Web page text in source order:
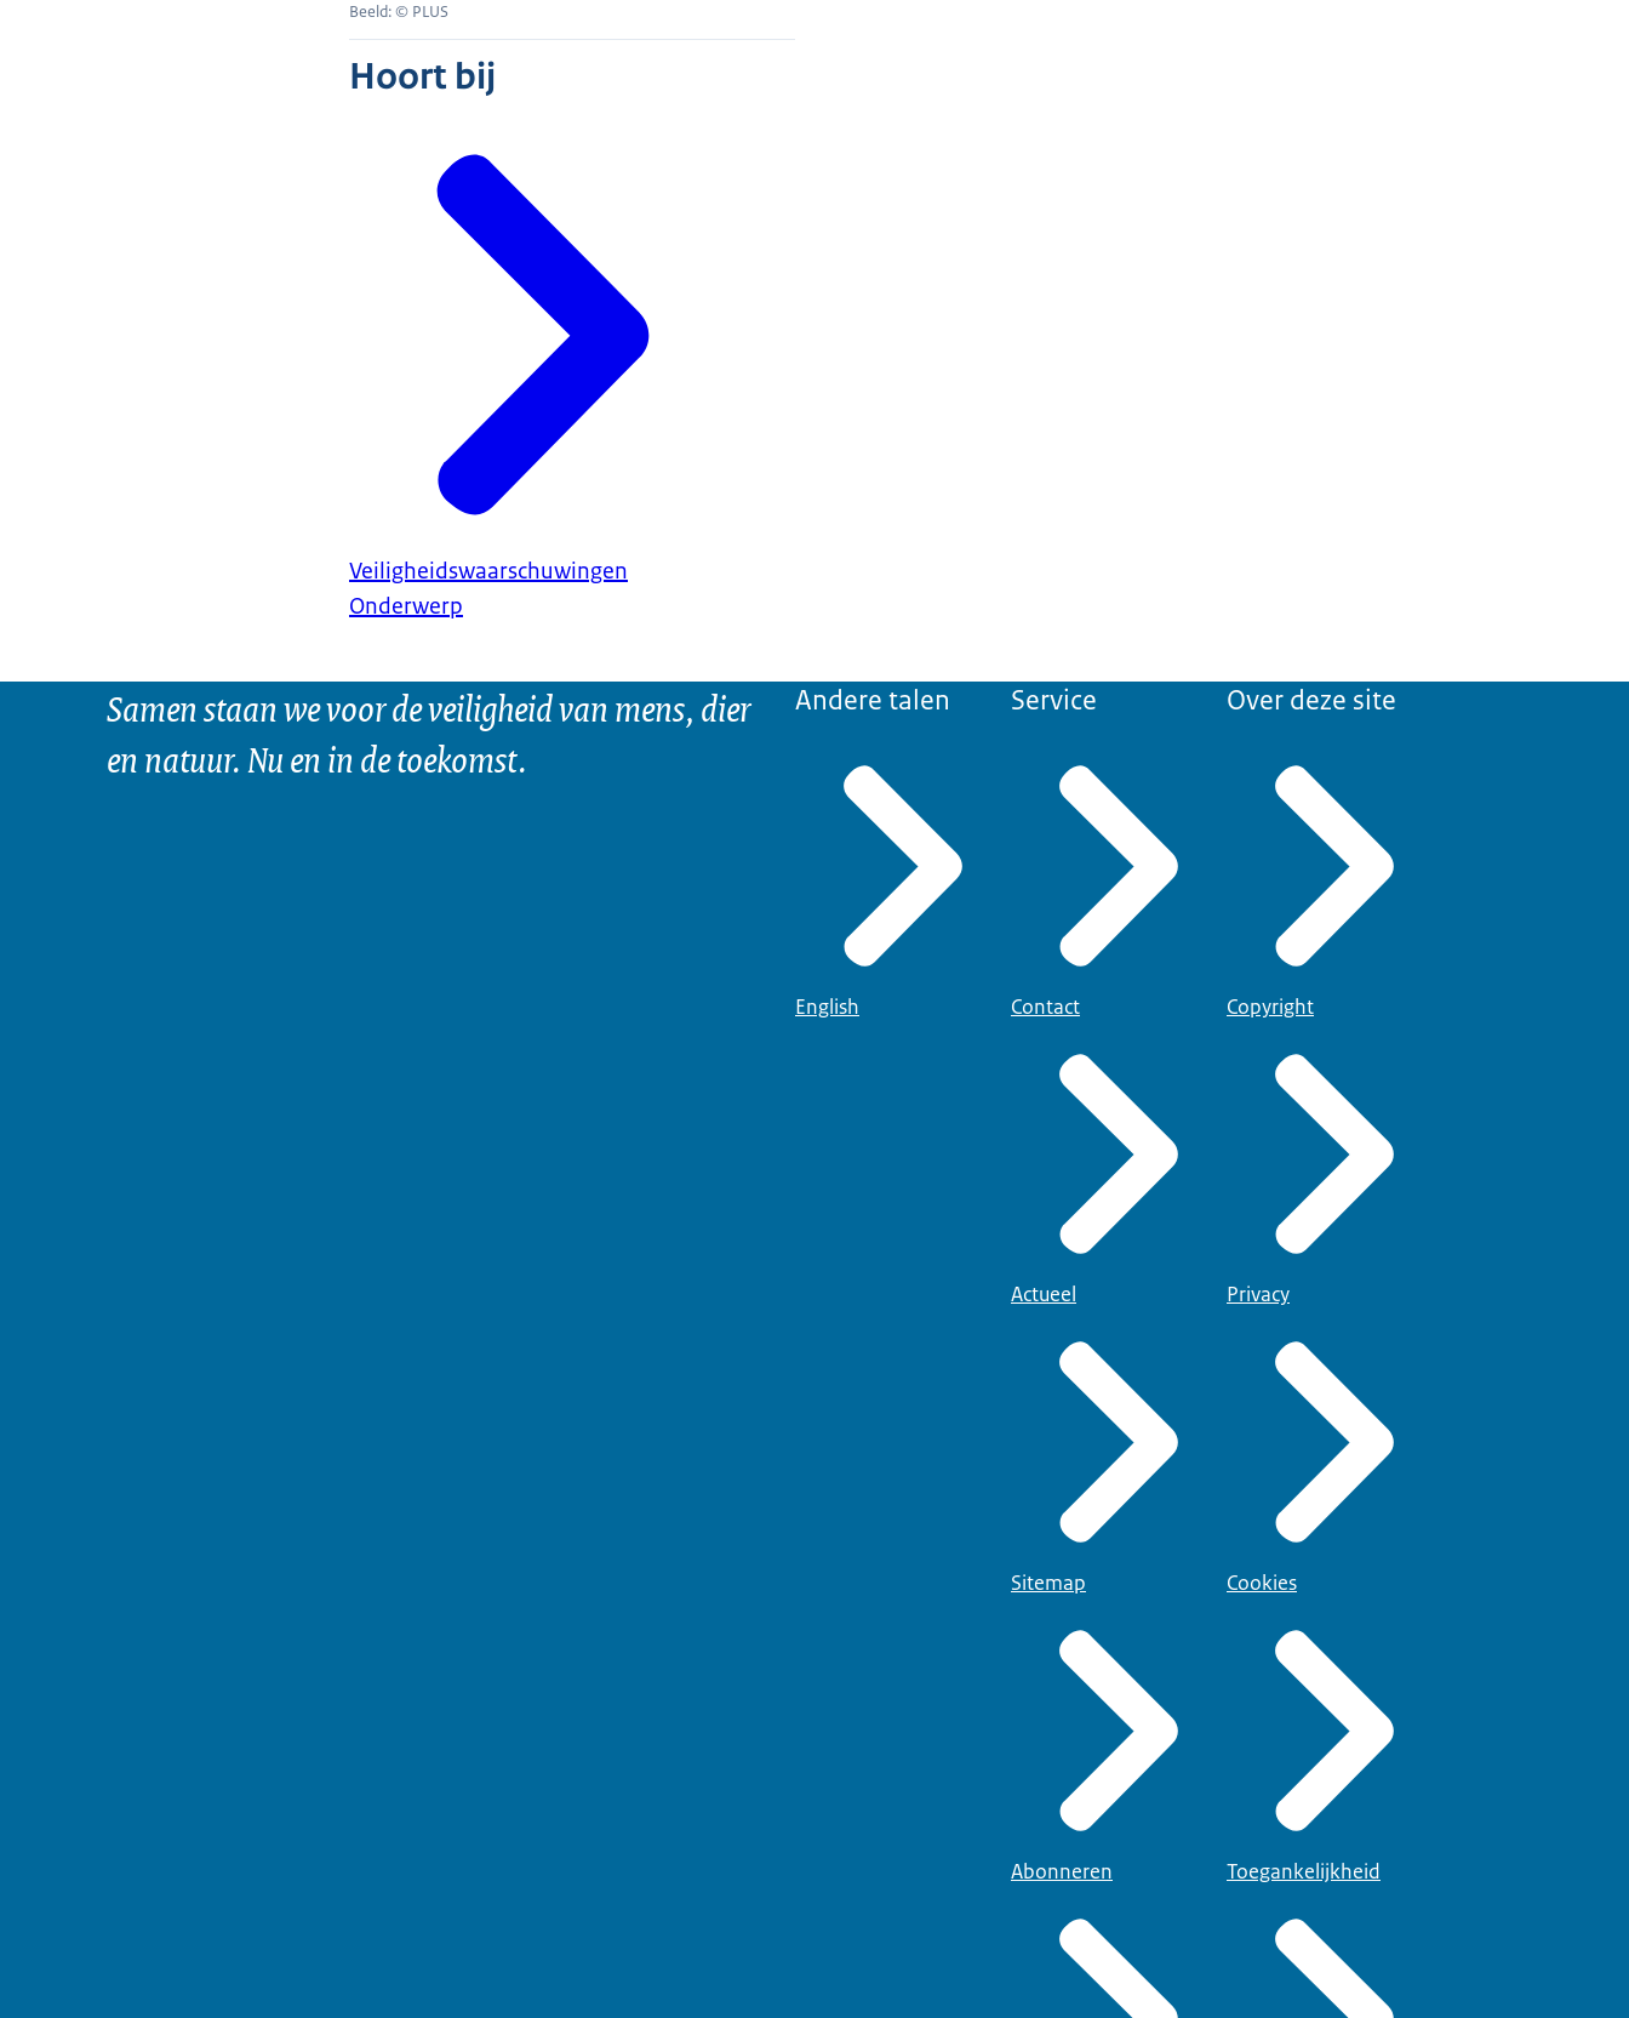
Beeld: © PLUS
Hoort bij
Veiligheidswaarschuwingen
Onderwerp
Samen staan we voor de veiligheid van mens, dier
en natuur. Nu en in de toekomst.
Andere talen
English
Service
Contact
Actueel
Sitemap
Abonneren
Over deze site
Copyright
Privacy
Cookies
Toegankelijkheid